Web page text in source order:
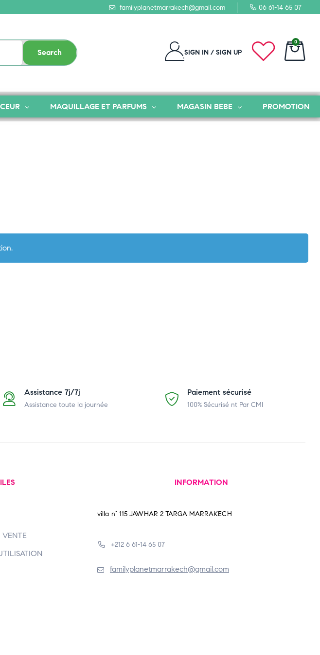
familyplanetmarrakech@gmail.com 06 61-14 65 07
Search SIGN IN / SIGN UP
0
MAQUILLAGE ET PARFUMS MAGASIN BEBE PROMOTION
Assistance 7j/7j
Assistance toute la journée
Paiement sécurisé
100% Sécurisé nt Par CMI
VENTE
INFORMATION
villa n° 115 JAWHAR 2 TARGA MARRAKECH
+212 6 61-14 65 07
familyplanetmarrakech@gmail.com